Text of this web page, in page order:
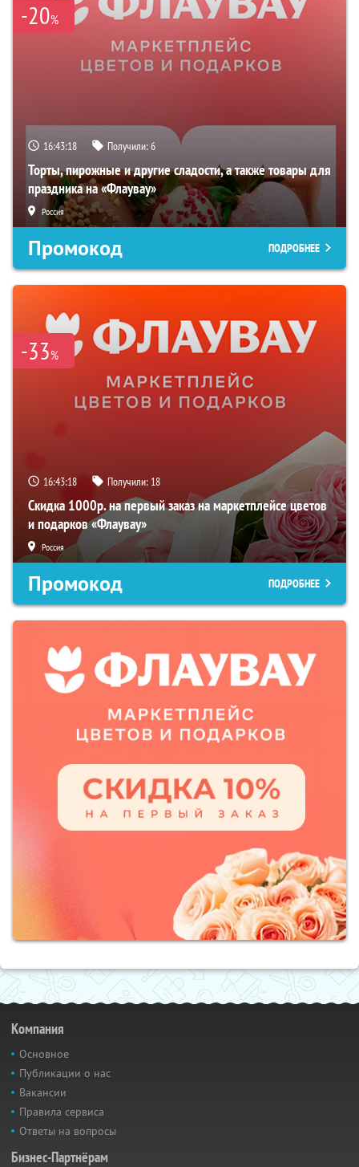
-20%
16:43:17 Получили:6
Торты, пирожные и другие сладости, а также товары для
праздника на «Флаувау»
Россия
Промокод ПОДРОБНЕЕ
-33%
16:43:17 Получили: 18
Скидка 1000р. на первый заказ на маркетплейсе цветов
и подарков «Флаувау»
Россия
Промокод ПОДРОБНЕЕ
Компания
Основное
Публикации о нас
Вакансии
Правила сервиса
Ответы на вопросы
Бизнес-Партнёрам